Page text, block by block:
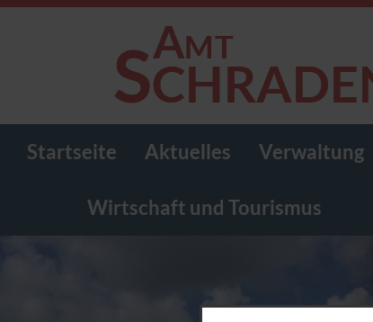
Startseite Aktuelles Verwaltung
Wirtschaft und Tourismus